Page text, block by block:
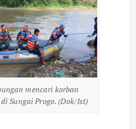
mencari korban
Sungai Progo. (Dok/Ist)